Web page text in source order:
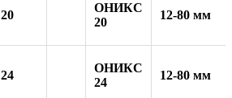
20
ОНИКС
20
12-80 мм
24
ОНИКС
24
12-80 мм